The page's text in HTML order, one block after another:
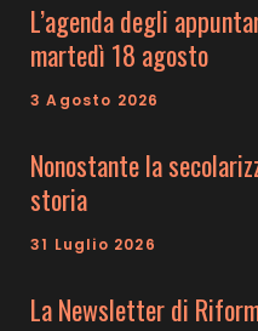
L’agenda degli
martedì 18 agosto
3 Agosto 2026
Nonostante la
storia
31 Luglio 2026
La Newsletter di